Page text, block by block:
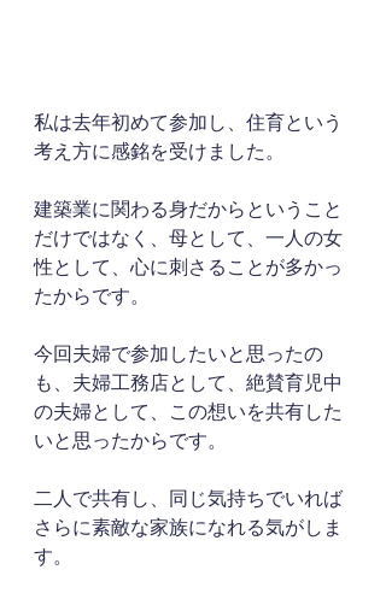
私は去年初めて参加し、住育という
考え方に感銘を受けました。
建築業に関わる身だからということ
だけではなく、母として、一人の女
性として、心に刺さることが多かっ
たからです。
今回夫婦で参加したいと思ったの
も、夫婦工務店として、絶賛育児中
の夫婦として、この想いを共有した
いと思ったからです。
二人で共有し、同じ気持ちでいれば
さらに素敵な家族になれる気がしま
す。